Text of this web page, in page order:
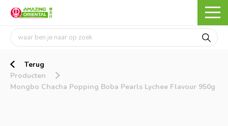
Terug
Producten
Mongbo Chacha Popping Boba Pearls Lychee Flavour 950g